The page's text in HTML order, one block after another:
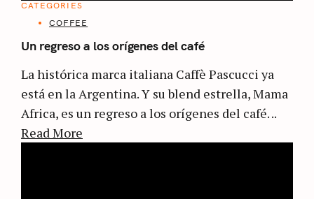
CATEGORIES
COFFEE
Un regreso a los orígenes del café
La histórica marca italiana Caffè Pascucci ya
está en la Argentina. Y su blend estrella, Mama
Africa, es un regreso a los orígenes del café. ..
Read More